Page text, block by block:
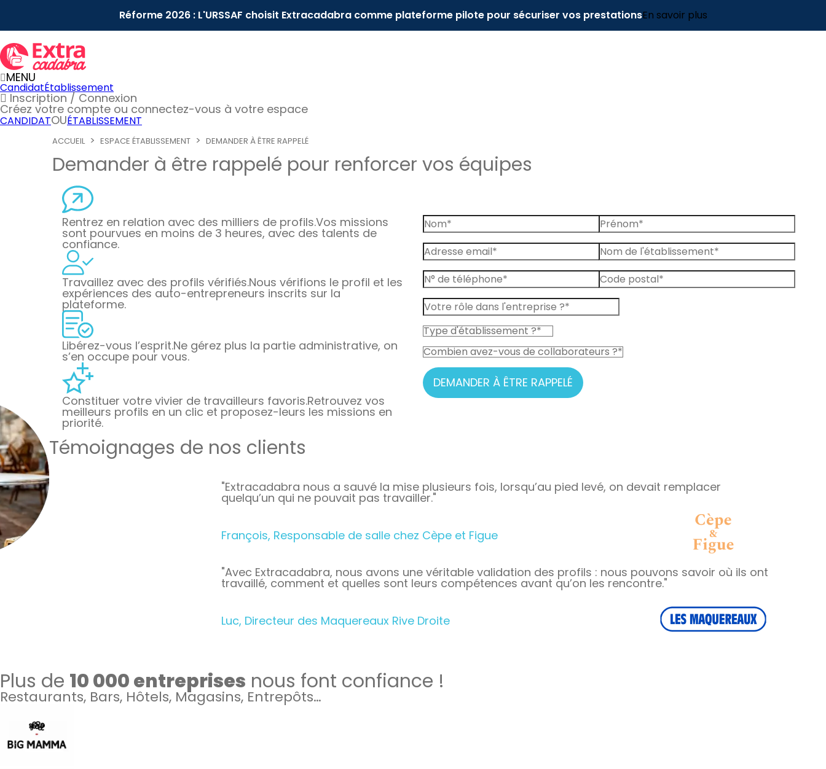
Réforme 2026 : L'URSSAF choisit Extracadabra comme plateforme pilote pour sécuriser vos prestationsEn savoir plus
MENU
CandidatÉtablissement
Inscription / Connexion
Créez votre compte ou connectez-vous à votre espace
CANDIDATOUÉTABLISSEMENT
ACCUEIL ESPACE ÉTABLISSEMENT DEMANDER À ÊTRE RAPPELÉ
Demander à être rappelé pour renforcer vos équipes
Rentrez en relation avec des milliers de profils.Vos missions
sont pourvues en moins de 3 heures, avec des talents de
confiance.
Travaillez avec des profils vérifiés.Nous vérifions le profil et les
expériences des auto-entrepreneurs inscrits sur la
plateforme.
Libérez-vous l’esprit.Ne gérez plus la partie administrative, on
s’en occupe pour vous.
Constituer votre vivier de travailleurs favoris.Retrouvez vos
meilleurs profils en un clic et proposez-leurs les missions en
priorité.
DEMANDER À ÊTRE RAPPELÉ
Témoignages de nos clients
"Extracadabra nous a sauvé la mise plusieurs fois, lorsqu’au pied levé, on devait remplacer
quelqu’un qui ne pouvait pas travailler."
François, Responsable de salle chez Cèpe et Figue
"Avec Extracadabra, nous avons une véritable validation des profils : nous pouvons savoir où ils ont
travaillé, comment et quelles sont leurs compétences avant qu’on les rencontre."
Luc, Directeur des Maquereaux Rive Droite
Plus de 10 000 entreprises nous font confiance !
Restaurants, Bars, Hôtels, Magasins, Entrepôts…